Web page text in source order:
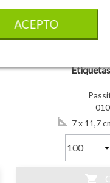
7 x 11,7
ACEPTO